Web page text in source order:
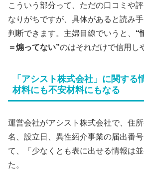
こういう部分って、ただの口コミや
なりがちですが、具体があると読み
判断できます。主婦目線でいうと、 “
＝煽ってない”のはそれだけで信用し
「アシスト株式会社」に関する
材料にも不安材料にもなる
運営会社がアシスト株式会社で、住
名、設立日、異性紹介事業の届出番
て、「少なくとも表に出せる情報は
た。